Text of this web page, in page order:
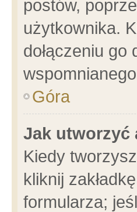
postów,
użytkownika.
dołączeniu
Góra
Jak utworzyć
Kiedy
kliknij
formularza;